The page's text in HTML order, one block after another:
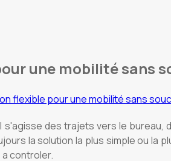
une mobilité sans
des trajets vers le bureau,
la solution la plus simple ou la
controler.